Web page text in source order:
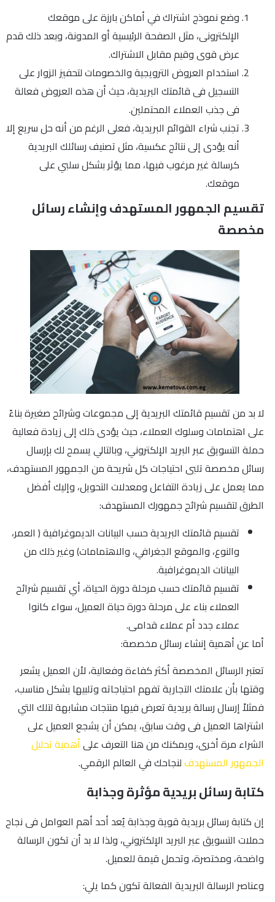
وضع نموذج اشتراك في أماكن بارزة على موقعك
الإلكترونى، مثل الصفحة الرئيسية أو المدونة، وبعد ذلك قدم
عرض قوى وقيم مقابل الاشتراك.
استخدام العروض الترويجية والخصومات لتحفيز الزوار على
التسجيل فى قائمتك البريدية، حيث أن هذه العروض فعالة
فى جذب العملاء المحتملين.
تجنب شراء القوائم البريدية، فعلى الرغم من أنه حل سريع إلا
أنه يؤدى إلى نتائج عكسية، مثل تصنيف رسائلك البريدية
كرسالة غير مرغوب فيها، مما يؤثر بشكل سلبي على
موقعك.
تقسيم الجمهور المستهدف وإنشاء رسائل
مخصصة
لا بد من تقسيم قائمتك البريدية إلى مجموعات وشرائح صغيرة بناءً
على اهتمامات وسلوك العملاء، حيث يؤدى ذلك إلى زيادة فعالية
حملة التسويق عبر البريد الإلكتروني، وبالتالي يسمح لك بإرسال
رسائل مخصصة تلبى احتياجات كل شريحة من الجمهور المستهدف،
مما يعمل على زيادة التفاعل ومعدلات التحويل، وإليك أفضل
الطرق لتقسيم شرائح جمهورك المستهدف:
تقسيم قائمتك البريدية حسب البيانات الديموغرافية ( العمر،
والنوع، والموقع الجغرافي، والاهتمامات) وغير ذلك من
البيانات الديموغرافية.
تقسيم قائمتك حسب مرحلة دورة الحياة، أي تقسيم شرائح
العملاء بناء على مرحلة دورة حياة العميل، سواء كانوا
عملاء جدد أم عملاء قدامى.
أما عن أهمية إنشاء رسائل مخصصة:
تعتبر الرسائل المخصصة أكثر كفاءة وفعالية، لأن العميل يشعر
وقتها بأن علامتك التجارية تفهم احتياجاته وتلبيها بشكل مناسب،
فمثلاً إرسال رسالة بريدية تعرض فيها منتجات مشابهة لتلك التي
اشتراها العميل فى وقت سابق، يمكن أن يشجع العميل على
الشراء مرة أخرى، ويمكنك من هنا التعرف علىأهمية تحليل
الجمهور المستهدفلنجاحك في العالم الرقمي.
كتابة رسائل بريدية مؤثرة وجذابة
إن كتابة رسائل بريدية قوية وجذابة يُعد أحد أهم العوامل فى نجاح
حملات التسويق عبر البريد الإلكتروني، ولذا لا بد أن تكون الرسالة
واضحة، ومختصرة، وتحمل قيمة للعميل.
وعناصر الرسالة البريدية الفعالة تكون كما يلي: